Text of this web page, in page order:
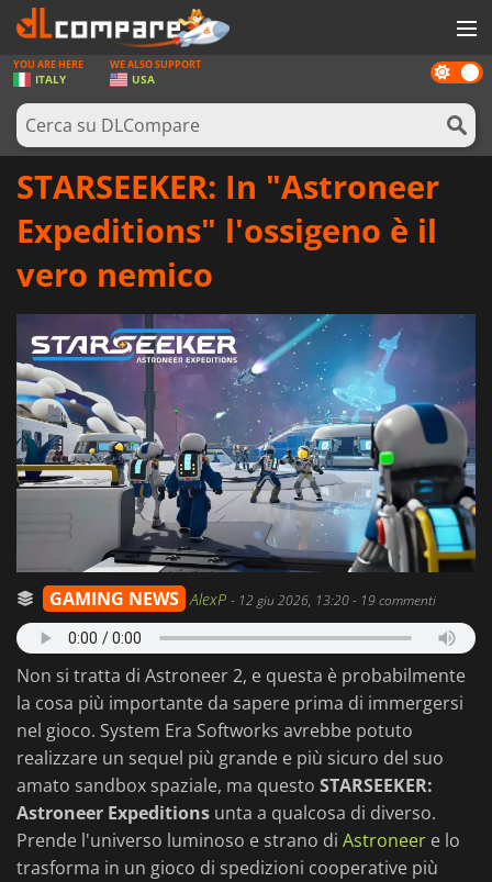
GIOCHI
PREPAGATE
SOFTWARE
HARDWARE
ACCEDI O REGISTRATI
Dark
mode
YOU ARE HERE
ITALY
WE ALSO SUPPORT
USA
STARSEEKER: In "Astroneer
Expeditions" l'ossigeno è il
vero nemico
GAMING NEWS AlexP - 12 giu 2026, 13:20- 19 commenti
Non si tratta di Astroneer 2, e questa è probabilmente
la cosa più importante da sapere prima di immergersi
nel gioco. System Era Softworks avrebbe potuto
realizzare un sequel più grande e più sicuro del suo
amato sandbox spaziale, ma questo STARSEEKER:
Astroneer Expeditions unta a qualcosa di diverso.
Prende l'universo luminoso e strano di Astroneer e lo
trasforma in un gioco di spedizioni cooperative più